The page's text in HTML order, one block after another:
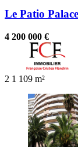
Le Patio
4 200 000 €
2 1 109 m²